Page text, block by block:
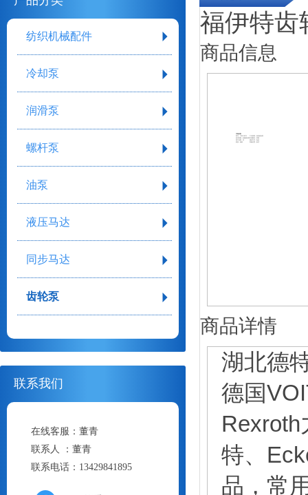
纺织机械配件
冷却泵
润滑泵
螺杆泵
油泵
液压马达
同步马达
齿轮泵
联系我们
在线客服：董青
联系人 ：董青
联系电话： 13429841895
福伊特齿
商品信息
商品详情
湖北德
德国
特、
品，常